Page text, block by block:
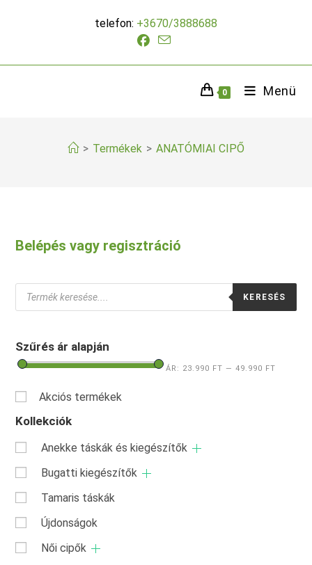
telefon: +3670/3888688
0 Menü
> Termékek > ANATÓMIAI CIPŐ
Belépés vagy regisztráció
Products
search
KERESÉS
Szűrés ár alapján
ÁR: 23.990 FT —49.990 FT
Akciós termékek
Kollekciók
Anekke táskák és kiegészítők
Bugatti kiegészítők
Tamaris táskák
Újdonságok
Női cipők